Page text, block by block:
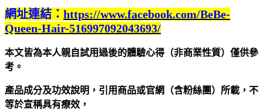
網址連結： https://www.facebook.com/BeBe-
Queen-Hair-516997092043693/
本文皆為本人親自試用過後的體驗心得（非商業性質）僅供參
考。
產品成分及功效說明，引用商品或官網（含粉絲團）所載，不
等於宣稱具有療效，